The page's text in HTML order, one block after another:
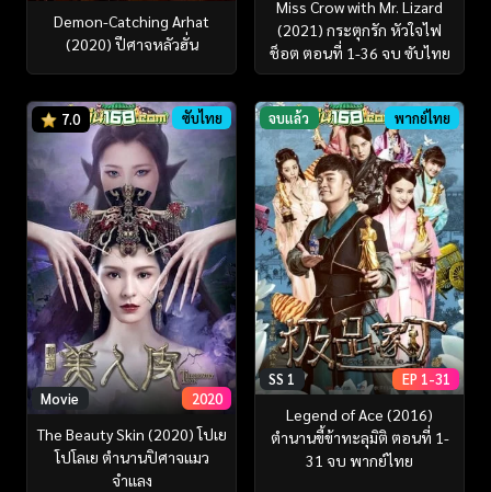
Demon-Catching Arhat
(2020) ปีศาจหลัวฮั่น
Miss Crow with Mr. Lizard
(2021) กระตุกรัก หัวใจไฟ
ช็อต ตอนที่ 1-36 จบ ซับไทย
7.0 ซับไทย
Movie 2020
The Beauty Skin (2020) โปเย
โปโลเย ตำนานปิศาจแมว
จำแลง
จบแล้ว พากย์ไทย
SS 1 EP 1-31
Legend of Ace (2016)
ตำนานขี้ข้าทะลุมิติ ตอนที่ 1-
31 จบ พากย์ไทย